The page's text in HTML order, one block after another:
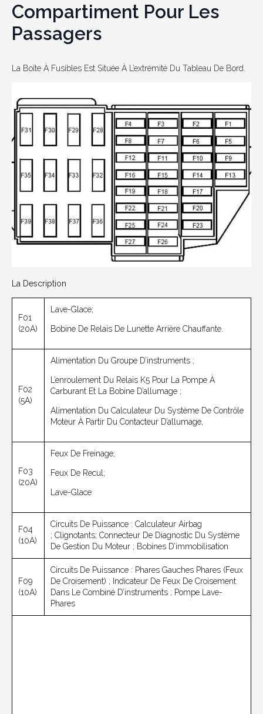
Compartiment Pour Les
Passagers
La Boîte À Fusibles Est Située À L’extrémité Du Tableau De Bord.
La Description
F01
(20A)
Lave-Glace;
Bobine De Relais De Lunette Arrière Chauffante.
F02
(5A)
Alimentation Du Groupe D’instruments ;
L’enroulement Du Relais K5 Pour La Pompe À
Carburant Et La Bobine D’allumage ;
Alimentation Du Calculateur Du Système De Contrôle
Moteur À Partir Du Contacteur D’allumage,
F03
(20A)
Feux De Freinage;
Feux De Recul;
Lave-Glace
F04
(10A)
Circuits De Puissance : Calculateur Airbag
; Clignotants; Connecteur De Diagnostic Du Système
De Gestion Du Moteur ; Bobines D’immobilisation
F09
(10A)
Circuits De Puissance : Phares Gauches Phares (feux
De Croisement) ; Indicateur De Feux De Croisement
Dans Le Combiné D’instruments ; Pompe Lave-
Phares